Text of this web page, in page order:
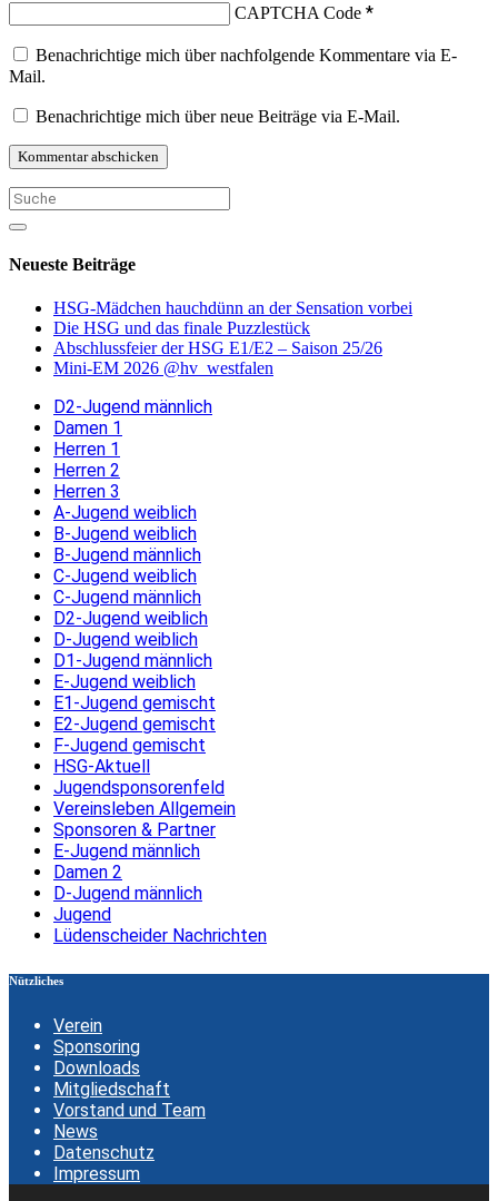
CAPTCHA Code *
Benachrichtige mich über nachfolgende Kommentare via E-
Mail.
Benachrichtige mich über neue Beiträge via E-Mail.
Neueste Beiträge
HSG-Mädchen hauchdünn an der Sensation vorbei
Die HSG und das finale Puzzlestück
Abschlussfeier der HSG E1/E2 – Saison 25/26
Mini-EM 2026 @hv_westfalen
D2-Jugend männlich
Damen 1
Herren 1
Herren 2
Herren 3
A-Jugend weiblich
B-Jugend weiblich
B-Jugend männlich
C-Jugend weiblich
C-Jugend männlich
D2-Jugend weiblich
D-Jugend weiblich
D1-Jugend männlich
E-Jugend weiblich
E1-Jugend gemischt
E2-Jugend gemischt
F-Jugend gemischt
HSG-Aktuell
Jugendsponsorenfeld
Vereinsleben Allgemein
Sponsoren & Partner
E-Jugend männlich
Damen 2
D-Jugend männlich
Jugend
Lüdenscheider Nachrichten
Nützliches
Verein
Sponsoring
Downloads
Mitgliedschaft
Vorstand und Team
News
Datenschutz
Impressum